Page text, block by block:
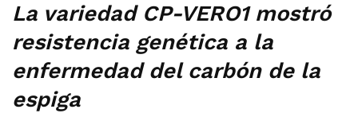
La variedad CP-VERO1 mostró
resistencia genética a la
enfermedad del carbón de la
espiga